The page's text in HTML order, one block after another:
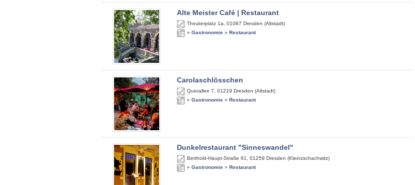
Alte Meister Café | Restaurant
Theaterplatz 1a 01067 Dresden (Altstadt)
» Gastronomie » Restaurant
Carolaschlösschen
Querallee 7 01219 Dresden (Altstadt)
» Gastronomie » Restaurant
Dunkelrestaurant "Sinneswandel"
Berthold-Haupt-Straße 91 01259 Dresden (Kleinzschachwitz)
» Gastronomie » Restaurant